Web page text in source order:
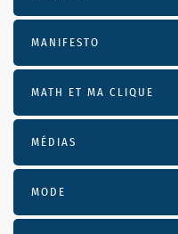
MANIFESTO
MATH ET MA CLIQUE
MÉDIAS
MODE